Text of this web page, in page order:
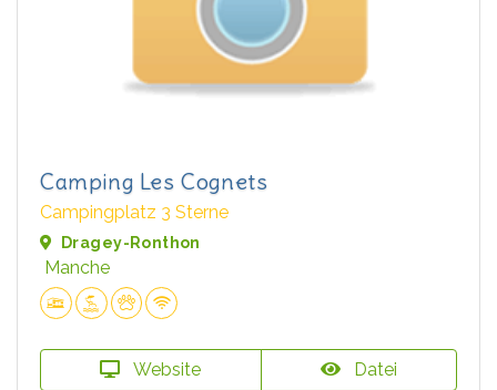
Camping Les Cognets
Campingplatz 3 Sterne
Dragey-Ronthon
Manche
Website Datei